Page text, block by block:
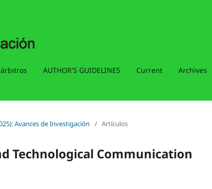
AUTHOR'S GUIDELINES Current Archives
Avances de Investigación / Artículos
Technological Communication